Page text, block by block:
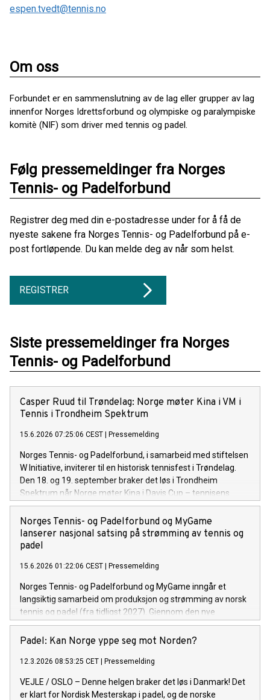
espen.tvedt@tennis.no
Om oss
Forbundet er en sammenslutning av de lag eller grupper av lag
innenfor Norges Idrettsforbund og olympiske og paralympiske
komitè (NIF) som driver med tennis og padel.
Følg pressemeldinger fra Norges
Tennis- og Padelforbund
Registrer deg med din e-postadresse under for å få de
nyeste sakene fra Norges Tennis- og Padelforbund på e-
post fortløpende. Du kan melde deg av når som helst.
REGISTRER
Siste pressemeldinger fra Norges
Tennis- og Padelforbund
Casper Ruud til Trøndelag: Norge møter Kina i VM i
Tennis i Trondheim Spektrum
15.6.2026 07:25:06 CEST Pressemelding
Norges Tennis- og Padelforbund, i samarbeid med stiftelsen
W Initiative, inviterer til en historisk tennisfest i Trøndelag.
Den 18. og 19. september braker det løs i Trondheim
Spektrum når Norge møter Kina i Davis Cup – tennisens
offisielle VM
Norges Tennis- og Padelforbund og MyGame
lanserer nasjonal satsing på strømming av tennis og
padel
15.6.2026 01:22:06 CEST Pressemelding
Norges Tennis- og Padelforbund og MyGame inngår et
langsiktig samarbeid om produksjon og strømming av norsk
tennis og padel (fra tidligst 2027). Gjennom den nye
plattformen Tennis & Padel TV er ambisjonen å gjøre både
elite- og breddeaktivitet tilgjengelig for publikum over hele
Padel: Kan Norge yppe seg mot Norden?
12.3.2026 08:53:25 CET Pressemelding
VEJLE / OSLO – Denne helgen braker det løs i Danmark! Det
er klart for Nordisk Mesterskap i padel, og de norske